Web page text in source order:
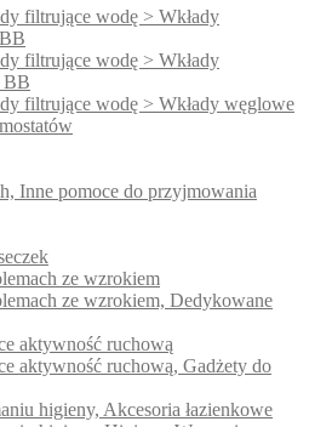
filtrujące wodę > Wkłady
filtrujące wodę > Wkłady
BB
filtrujące wodę > Wkłady węglowe
Inne pomoce do przyjmowania
ze wzrokiem
ze wzrokiem, Dedykowane
aktywność ruchową
aktywność ruchową, Gadżety do
higieny, Akcesoria łazienkowe